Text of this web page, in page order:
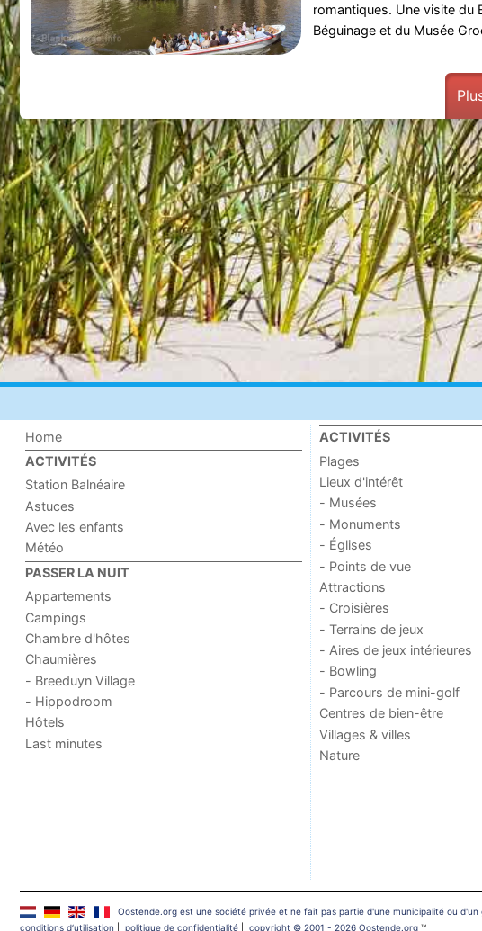
romantiques. Une visite du
Béguinage et du Musée
Home
ACTIVITÉS
Station Balnéaire
Astuces
Avec les enfants
Météo
PASSER LA NUIT
Appartements
Campings
Chambre d'hôtes
Chaumières
- Breeduyn Village
- Hippodroom
Hôtels
Last minutes
ACTIVITÉS
Plages
Lieux d'intérêt
- Musées
- Monuments
- Églises
- Points de vue
Attractions
- Croisières
- Terrains de jeux
- Aires de jeux intérieures
- Bowling
- Parcours de mini-golf
Centres de bien-être
Villages & villes
Nature
Oostende.org est une société privée et ne fait pas partie d'une municipalité ou d'un
conditions d‘utilisation
politique de confidentialité copyright © 2001 - 2026 Oostende.org ™